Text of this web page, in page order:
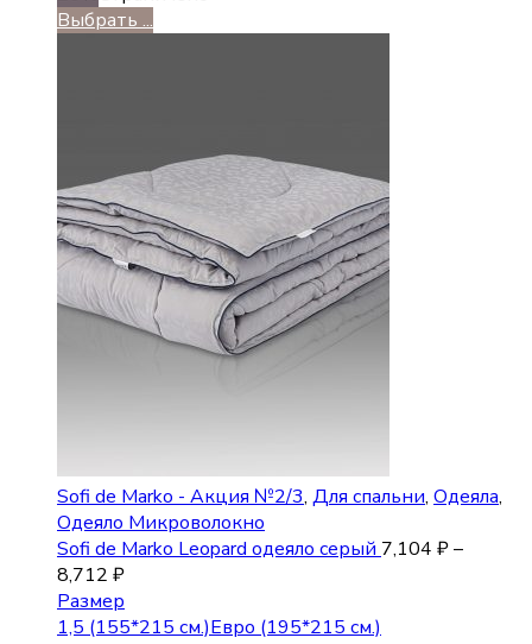
Выбрать ...
Sofi de Marko - Акция №2/3, Для спальни, Одеяла,
Одеяло Микроволокно
Sofi de Marko Leopard одеяло серый 7,104 ₽–
8,712 ₽
Размер
1,5 (155*215 см.)Евро (195*215 см.)